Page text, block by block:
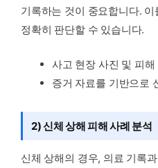
기록하는 것이 중요합니다.
정확히 판단할 수 있습니다.
사고 현장 사진 및 피해
증거 자료를 기반으로
2) 신체 상해 피해 사례 분석
신체 상해의 경우, 의료 기록